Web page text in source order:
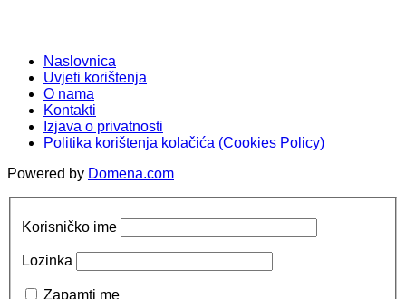
Naslovnica
Uvjeti korištenja
O nama
Kontakti
Izjava o privatnosti
Politika korištenja kolačića (Cookies Policy)
Powered by Domena.com
Korisničko ime
Lozinka
Zapamti me